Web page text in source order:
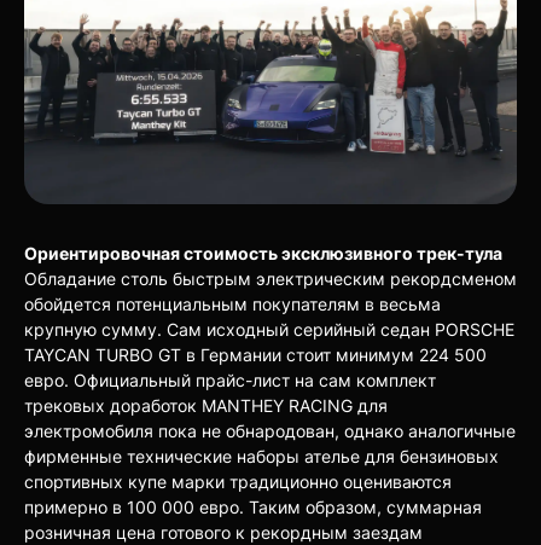
Ориентировочная стоимость эксклюзивного трек-тула
Обладание столь быстрым электрическим рекордсменом
обойдется потенциальным покупателям в весьма
крупную сумму. Сам исходный серийный седан PORSCHE
TAYCAN TURBO GT в Германии стоит минимум 224 500
евро. Официальный прайс-лист на сам комплект
трековых доработок MANTHEY RACING для
электромобиля пока не обнародован, однако аналогичные
фирменные технические наборы ателье для бензиновых
спортивных купе марки традиционно оцениваются
примерно в 100 000 евро. Таким образом, суммарная
розничная цена готового к рекордным заездам